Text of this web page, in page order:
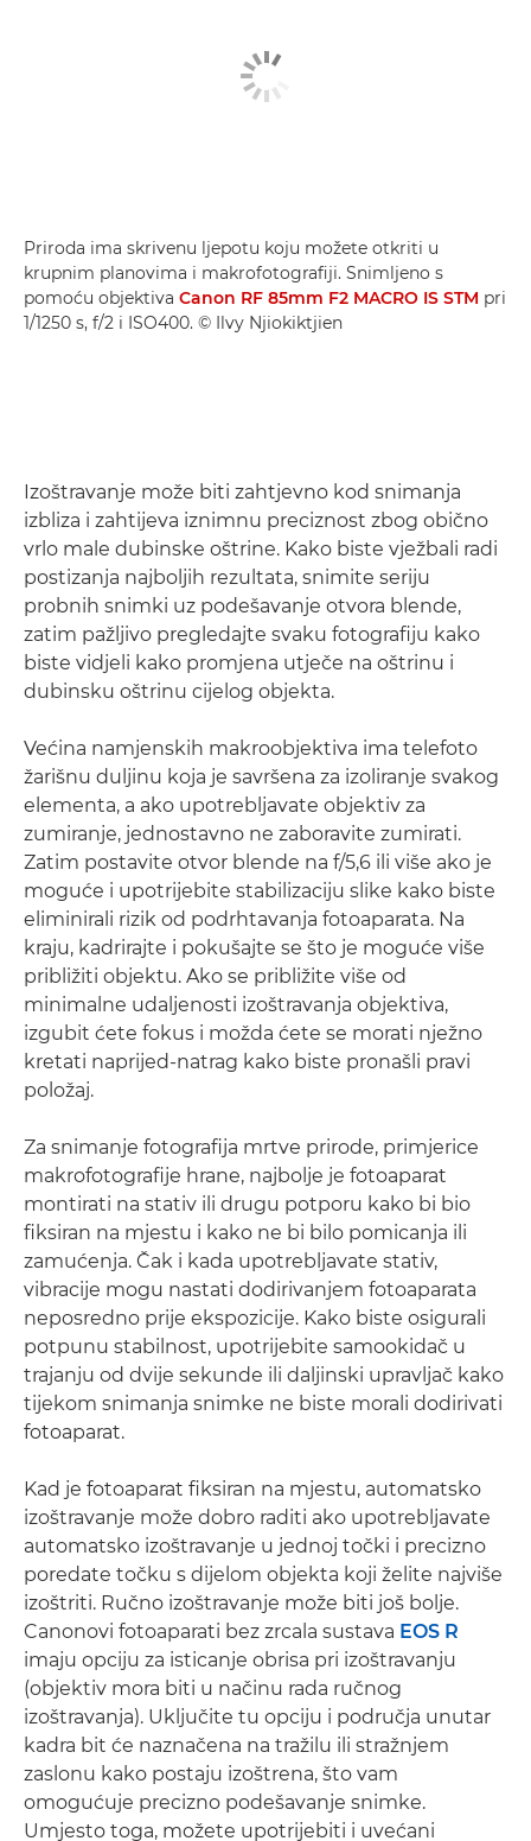
Priroda ima skrivenu ljepotu koju možete otkriti u
krupnim planovima i makrofotografiji. Snimljeno s
pomoću objektiva Canon RF 85mm F2 MACRO IS STM pri
1/1250 s, f/2 i ISO400. © Ilvy Njiokiktjien
Izoštravanje može biti zahtjevno kod snimanja
izbliza i zahtijeva iznimnu preciznost zbog obično
vrlo male dubinske oštrine. Kako biste vježbali radi
postizanja najboljih rezultata, snimite seriju
probnih snimki uz podešavanje otvora blende,
zatim pažljivo pregledajte svaku fotografiju kako
biste vidjeli kako promjena utječe na oštrinu i
dubinsku oštrinu cijelog objekta.
Većina namjenskih makroobjektiva ima telefoto
žarišnu duljinu koja je savršena za izoliranje svakog
elementa, a ako upotrebljavate objektiv za
zumiranje, jednostavno ne zaboravite zumirati.
Zatim postavite otvor blende na f/5,6 ili više ako je
moguće i upotrijebite stabilizaciju slike kako biste
eliminirali rizik od podrhtavanja fotoaparata. Na
kraju, kadrirajte i pokušajte se što je moguće više
približiti objektu. Ako se približite više od
minimalne udaljenosti izoštravanja objektiva,
izgubit ćete fokus i možda ćete se morati nježno
kretati naprijed-natrag kako biste pronašli pravi
položaj.
Za snimanje fotografija mrtve prirode, primjerice
makrofotografije hrane, najbolje je fotoaparat
montirati na stativ ili drugu potporu kako bi bio
fiksiran na mjestu i kako ne bi bilo pomicanja ili
zamućenja. Čak i kada upotrebljavate stativ,
vibracije mogu nastati dodirivanjem fotoaparata
neposredno prije ekspozicije. Kako biste osigurali
potpunu stabilnost, upotrijebite samookidač u
trajanju od dvije sekunde ili daljinski upravljač kako
tijekom snimanja snimke ne biste morali dodirivati
fotoaparat.
Kad je fotoaparat fiksiran na mjestu, automatsko
izoštravanje može dobro raditi ako upotrebljavate
automatsko izoštravanje u jednoj točki i precizno
poredate točku s dijelom objekta koji želite najviše
izoštriti. Ručno izoštravanje može biti još bolje.
Canonovi fotoaparati bez zrcala sustava EOS R
imaju opciju za isticanje obrisa pri izoštravanju
(objektiv mora biti u načinu rada ručnog
izoštravanja). Uključite tu opciju i područja unutar
kadra bit će naznačena na tražilu ili stražnjem
zaslonu kako postaju izoštrena, što vam
omogućuje precizno podešavanje snimke.
Umjesto toga, možete upotrijebiti i uvećani